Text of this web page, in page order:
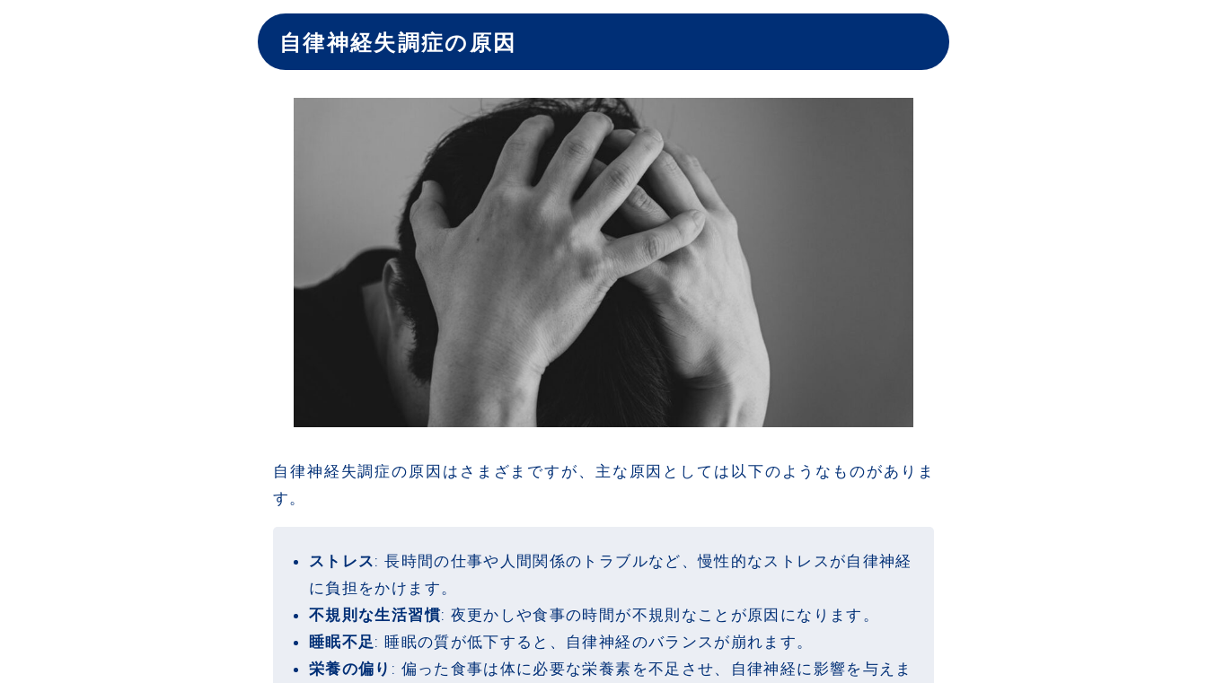
自律神経失調症の原因
自律神経失調症の原因はさまざまですが、主な原因としては以下のようなものがありま
す。
ストレス: 長時間の仕事や人間関係のトラブルなど、慢性的なストレスが自律神経
に負担をかけます。
不規則な生活習慣: 夜更かしや食事の時間が不規則なことが原因になります。
睡眠不足: 睡眠の質が低下すると、自律神経のバランスが崩れます。
栄養の偏り : 偏った食事は体に必要な栄養素を不足させ、自律神経に影響を与えま